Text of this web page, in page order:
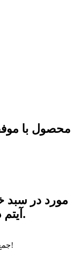
محصول با
مورد در سبد
آیتم در سبد خرید شما وجود دارد.
ارسال رایگان!